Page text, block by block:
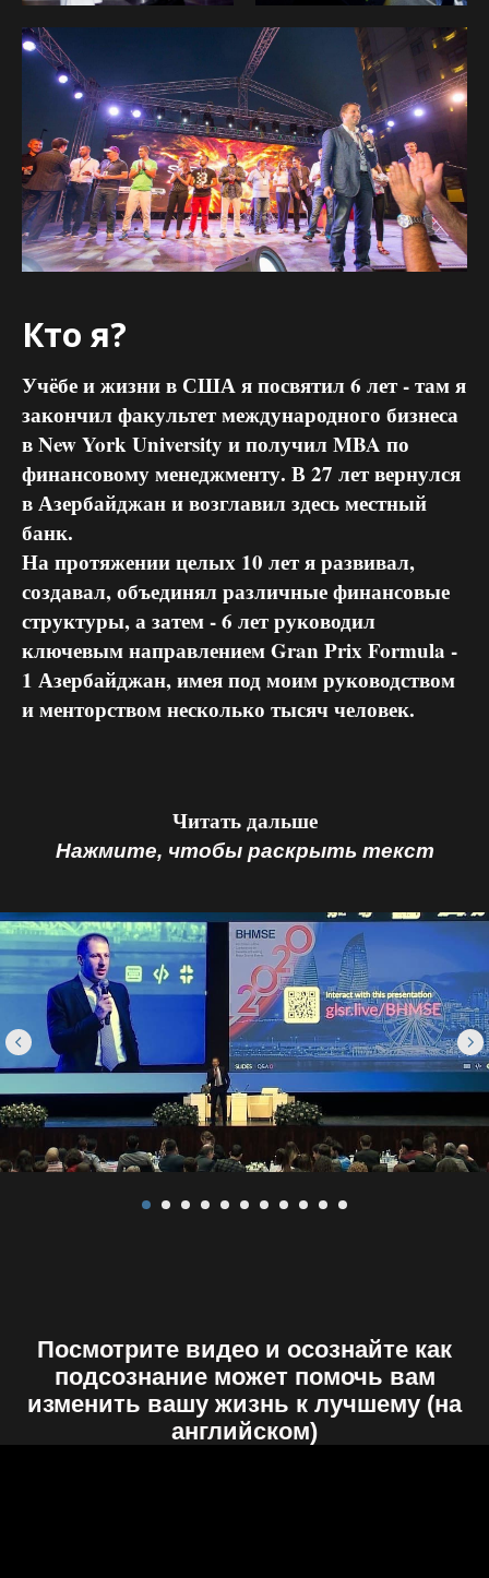
Кто я?
Учёбе и жизни в США я посвятил 6 лет - там я
закончил факультет международного бизнеса
в New York University и получил MBA по
финансовому менеджменту. В 27 лет вернулся
в Азербайджан и возглавил здесь местный
банк.
На протяжении целых 10 лет я развивал,
создавал, объединял различные финансовые
структуры, а затем - 6 лет руководил
ключевым направлением Gran Prix Formula -
1 Азербайджан, имея под моим руководством
и менторством несколько тысяч человек.
Читать дальше
Нажмите, чтобы раскрыть текст
Посмотрите видео и осознайте как
подсознание может помочь вам
изменить вашу жизнь к лучшему (на
английском)